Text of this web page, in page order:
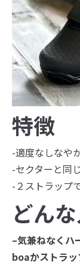
特徴
-適度なしなや
-セクターと同
-２ストラップ
どん
–気兼ねなくハ
boaかストラッ